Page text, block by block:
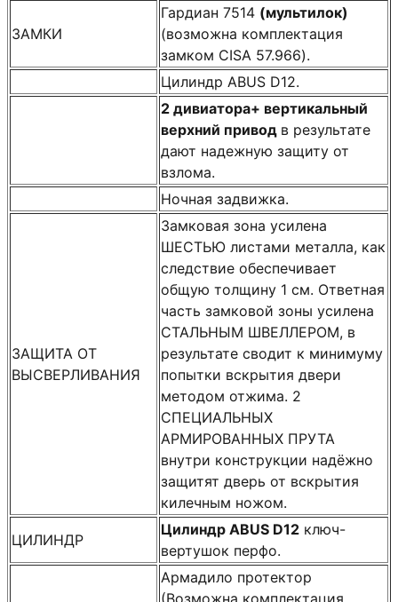
ЗАМКИ
Гардиан 7514 (мультилок)
(возможна комплектация
замком CISA 57.966).
Цилиндр ABUS D12.
2 дивиатора+ вертикальный
верхний привод в результате
дают надежную защиту от
взлома.
Ночная задвижка.
ЗАЩИТА ОТ
ВЫСВЕРЛИВАНИЯ
Замковая зона усилена
ШЕСТЬЮ листами металла, как
следствие обеспечивает
общую толщину 1 см. Ответная
часть замковой зоны усилена
СТАЛЬНЫМ ШВЕЛЛЕРОМ, в
результате сводит к минимуму
попытки вскрытия двери
методом отжима. 2
СПЕЦИАЛЬНЫХ
АРМИРОВАННЫХ ПРУТА
внутри конструкции надёжно
защитят дверь от вскрытия
килечным ножом.
ЦИЛИНДР
Цилиндр ABUS D12 ключ-
вертушок перфо.
Армадило протектор
(Возможна комплектация